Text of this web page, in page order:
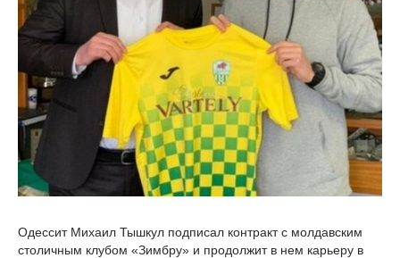
Одессит Михаил Тышкул подписал контракт с молдавским
столичным клубом «Зимбру» и продолжит в нем карьеру в